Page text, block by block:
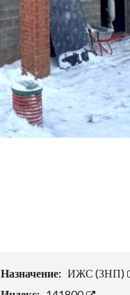
Назначение: ИЖС (ЗНП)